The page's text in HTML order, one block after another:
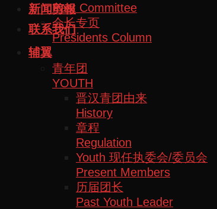
新闻剪報
联系我们
Past Committee
会长专页
Presidents Column
辅翼
青年团
YOUTH
晋汉青团由来
History
章程
Regulation
Youth 现任执委会/委员会
Present Members
历届团长
Past Youth Leader